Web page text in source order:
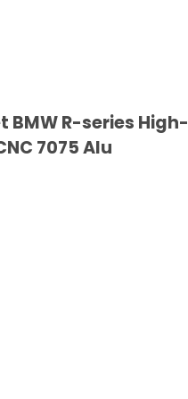
R-series High-
7075 Alu